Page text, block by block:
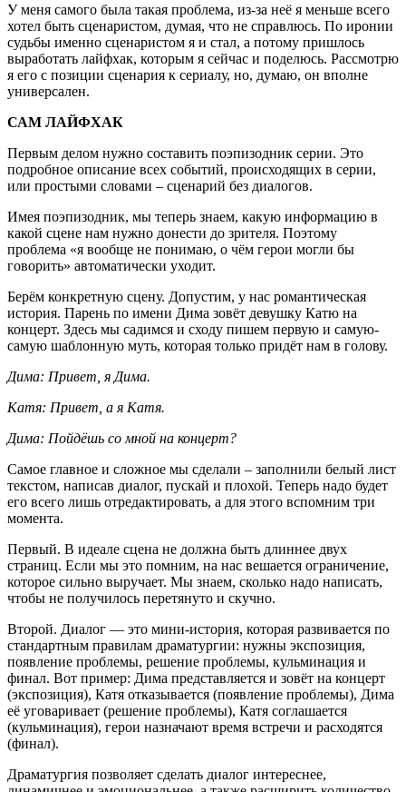
У меня самого была такая проблема, из-за неё я меньше всего
хотел быть сценаристом, думая, что не справлюсь. По иронии
судьбы именно сценаристом я и стал, а потому пришлось
выработать лайфхак, которым я сейчас и поделюсь. Рассмотрю
я его с позиции сценария к сериалу, но, думаю, он вполне
универсален.
САМ ЛАЙФХАК
Первым делом нужно составить поэпизодник серии. Это
подробное описание всех событий, происходящих в серии,
или простыми словами – сценарий без диалогов.
Имея поэпизодник, мы теперь знаем, какую информацию в
какой сцене нам нужно донести до зрителя. Поэтому
проблема «я вообще не понимаю, о чём герои могли бы
говорить» автоматически уходит.
Берём конкретную сцену. Допустим, у нас романтическая
история. Парень по имени Дима зовёт девушку Катю на
концерт. Здесь мы садимся и сходу пишем первую и самую-
самую шаблонную муть, которая только придёт нам в голову.
Дима: Привет, я Дима.
Катя: Привет, а я Катя.
Дима: Пойдёшь со мной на концерт?
Самое главное и сложное мы сделали – заполнили белый лист
текстом, написав диалог, пускай и плохой. Теперь надо будет
его всего лишь отредактировать, а для этого вспомним три
момента.
Первый. В идеале сцена не должна быть длиннее двух
страниц. Если мы это помним, на нас вешается ограничение,
которое сильно выручает. Мы знаем, сколько надо написать,
чтобы не получилось перетянуто и скучно.
Второй. Диалог — это мини-история, которая развивается по
стандартным правилам драматургии: нужны экспозиция,
появление проблемы, решение проблемы, кульминация и
финал. Вот пример: Дима представляется и зовёт на концерт
(экспозиция), Катя отказывается (появление проблемы), Дима
её уговаривает (решение проблемы), Катя соглашается
(кульминация), герои назначают время встречи и расходятся
(финал).
Драматургия позволяет сделать диалог интереснее,